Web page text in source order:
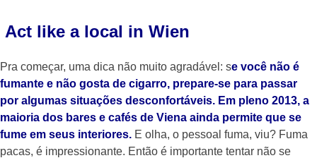
Act like a local in Wien
Pra começar, uma dica não muito agradável: se você não é
fumante e não gosta de cigarro, prepare-se para passar
por algumas situações desconfortáveis. Em pleno 2013, a
maioria dos bares e cafés de Viena ainda permite que se
fume em seus interiores. E olha, o pessoal fuma, viu? Fuma
pacas, é impressionante. Então é importante tentar não se